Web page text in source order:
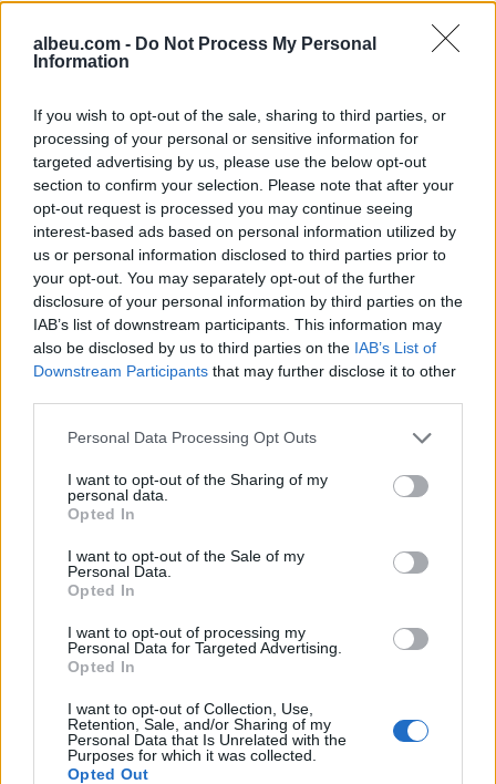
albeu.com - Do Not Process My Personal
Information
If you wish to opt-out of the sale, sharing to third parties, or
processing of your personal or sensitive information for
targeted advertising by us, please use the below opt-out
section to confirm your selection. Please note that after your
opt-out request is processed you may continue seeing
interest-based ads based on personal information utilized by
us or personal information disclosed to third parties prior to
your opt-out. You may separately opt-out of the further
disclosure of your personal information by third parties on the
IAB’s list of downstream participants. This information may
also be disclosed by us to third parties on the IAB’s List of
Downstream Participants that may further disclose it to other
Personal Data Processing Opt Outs
I want to opt-out of the Sharing of my
personal data.
Opted In
I want to opt-out of the Sale of my
Personal Data.
Opted In
I want to opt-out of processing my
Personal Data for Targeted Advertising.
Opted In
I want to opt-out of Collection, Use,
Retention, Sale, and/or Sharing of my
Personal Data that Is Unrelated with the
Purposes for which it was collected.
Opted Out
Google, kërkimet arrijnë nivele
të papara
Kina zbulon robotë humanoidë
tepër realistë, të projektuar për
shoqëri afatgjatë
Esim for Global|Esim for Europe|Esim for Caribbean
Esim for USA|